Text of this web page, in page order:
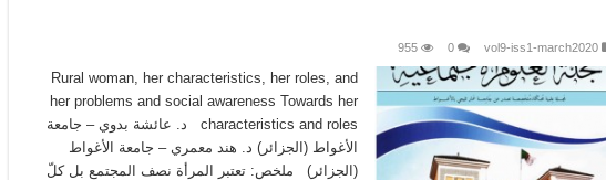
vol9-iss1-march2020
0
955
Rural woman, her characteristics, her roles, and
her problems and social awareness Towards her
characteristics and roles د. عائشة بدوي – جامعة
الأغواط (الجزائر) د. هند معمري – جامعة الأغواط
(الجزائر) ملخص: تعتبر المرأة نصف المجتمع بل كلّ